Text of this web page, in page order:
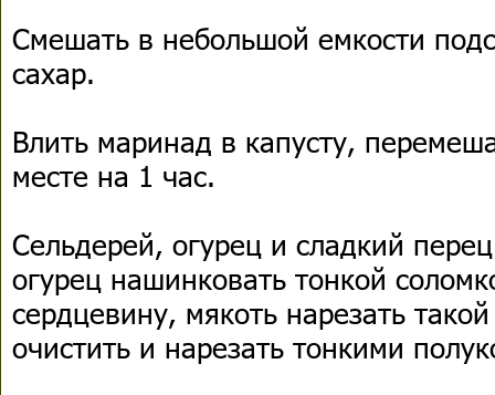
Смешать в небольшой емкости
сахар.
Влить маринад в капусту,
месте на 1 час.
Сельдерей, огурец и сладкий
огурец нашинковать тонкой
сердцевину, мякоть нарезать
очистить и нарезать тонкими